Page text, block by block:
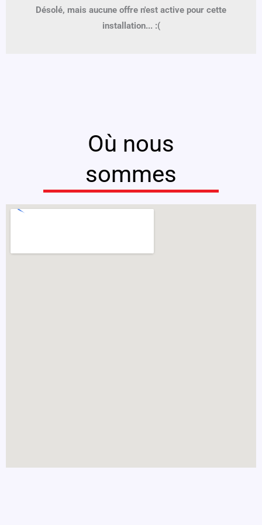
Désolé, mais aucune offre n'est active pour cette
installation... :(
Où nous
sommes